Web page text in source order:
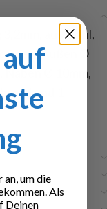
aus Stahl,
Außen Ø
Naben Ø 10mm,
und 1
um die
Als
Deinen